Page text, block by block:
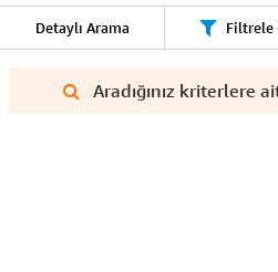
Detaylı Arama Filtrele
Aradığınız kriterlere